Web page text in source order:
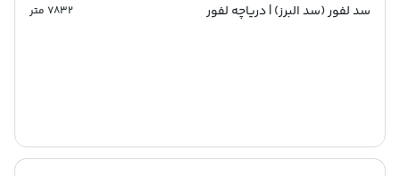
سد لفور (سد البرز) | دریاچه لفور 7832متر